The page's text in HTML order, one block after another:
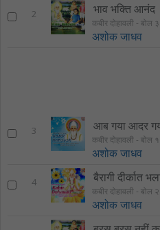
2 भाव भक्ति आनंद
कबीर दोहावली - बोल ३
अशोक जाधव
3 आब गया आदर
कबीर दोहावली - बोल १
अशोक जाधव
4 बैरागी दीर्कात
कबीर दोहावली - बोल २
अशोक जाधव